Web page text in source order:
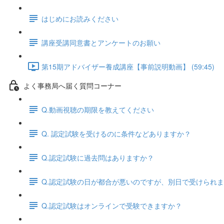
はじめにお読みください
講座受講同意書とアンケートのお願い
第15期アドバイザー養成講座【事前説明動画】 (59:45)
よく事務局へ届く質問コーナー
Q.動画視聴の期限を教えてください
Q. 認定試験を受けるのに条件などありますか？
Q.認定試験に過去問はありますか？
Q.認定試験の日が都合が悪いのですが、別日で受けられ
Q.認定試験はオンラインで受験できますか？